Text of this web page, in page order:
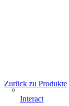
Interact
Zurück zu Produkte